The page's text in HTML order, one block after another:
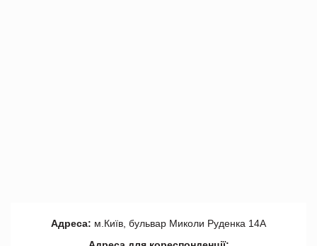
Адреса: м.Київ, бульвар Миколи Руденка 14А